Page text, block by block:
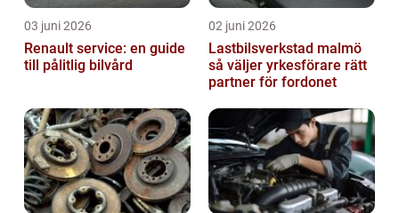
03 juni 2026
Renault service: en guide
till pålitlig bilvård
02 juni 2026
Lastbilsverkstad malmö
så väljer yrkesförare rätt
partner för fordonet